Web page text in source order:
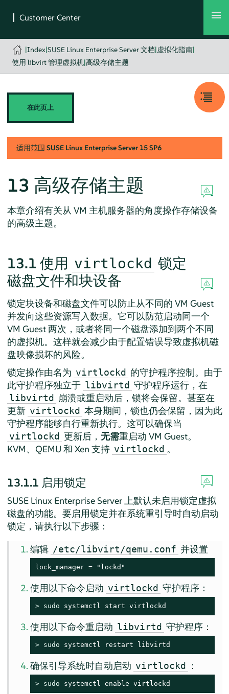
|Index|SUSE Linux Enterprise Server 文档|虚拟化指南|
使用 libvirt 管理虚拟机|高级存储主题
在此页上
适用范围 SUSE Linux Enterprise Server 15 SP6
13 高级存储主题
本章介绍有关从 VM 主机服务器的角度操作存储设备
的高级主题。
13.1 使用 virtlockd 锁定
磁盘文件和块设备
锁定块设备和磁盘文件可以防止从不同的 VM Guest
并发向这些资源写入数据。它可以防范启动同一个
VM Guest 两次，或者将同一个磁盘添加到两个不同
的虚拟机。这样就会减少由于配置错误导致虚拟机磁
盘映像损坏的风险。
锁定操作由名为 virtlockd 的守护程序控制。由于
此守护程序独立于 libvirtd 守护程序运行，在
libvirtd 崩溃或重启动后，锁将会保留。甚至在
更新 virtlockd 本身期间，锁也仍会保留，因为此
守护程序能够自行重新执行。这可以确保当
virtlockd 更新后， 无需重启动 VM Guest。
KVM、QEMU 和 Xen 支持 virtlockd 。
13.1.1 启用锁定
SUSE Linux Enterprise Server上默认未启用锁定虚拟
磁盘的功能。要启用锁定并在系统重引导时自动启动
锁定，请执行以下步骤：
编辑 /etc/libvirt/qemu.conf 并设置
lock_manager = "lockd"
使用以下命令启动 virtlockd 守护程序：
> sudo systemctl start virtlockd
使用以下命令重启动 libvirtd 守护程序：
> sudo systemctl restart libvirtd
确保引导系统时自动启动 virtlockd ：
> sudo systemctl enable virtlockd